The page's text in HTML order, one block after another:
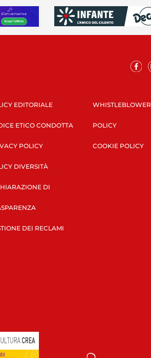
EDITORIALE
ETICO CONDOTTA
POLICY
DIVERSITÀ
DI
DEI RECLAMI
WHISTLEBLOWER
POLICY
COOKIE POLICY